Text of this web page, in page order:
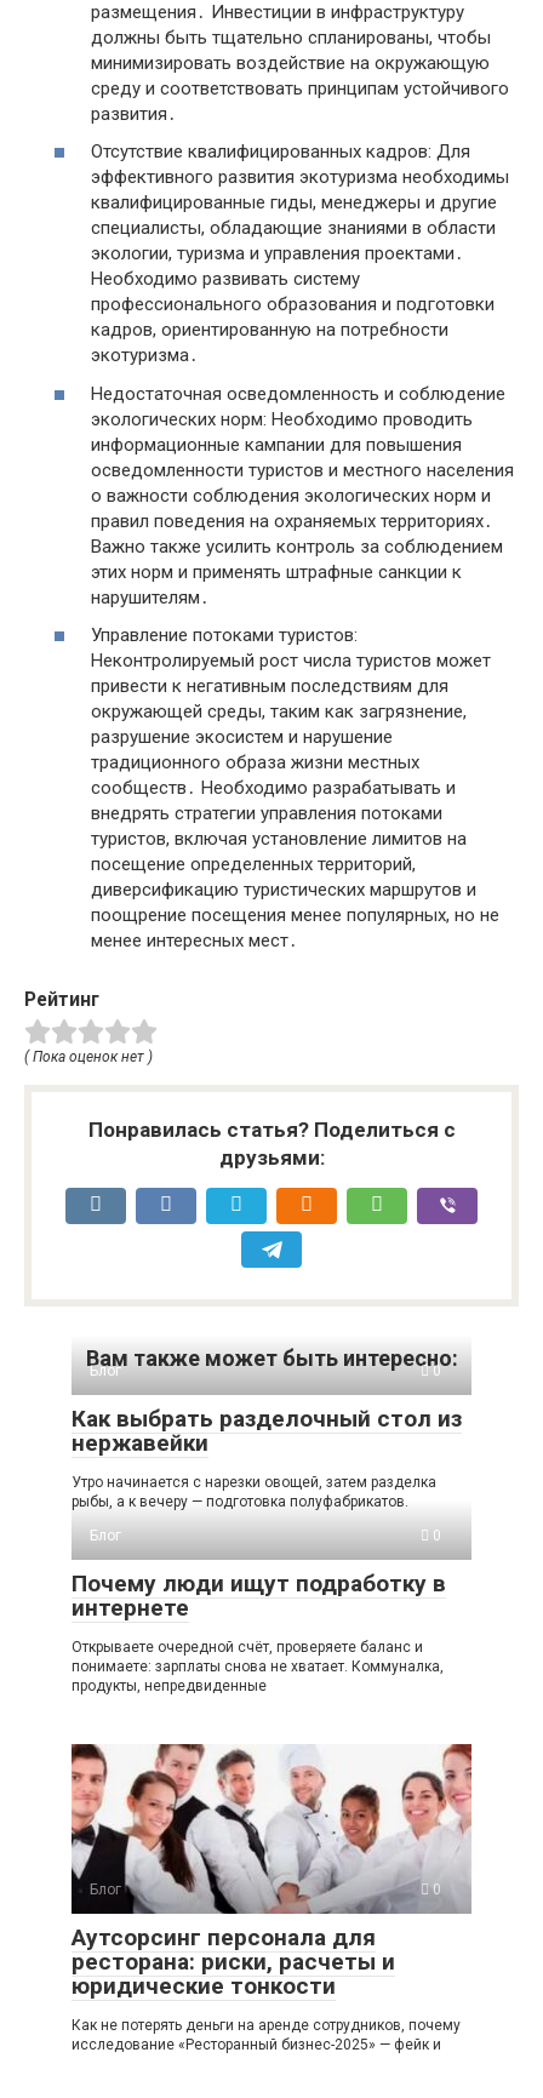
размещения․ Инвестиции в инфраструктуру
должны быть тщательно спланированы, чтобы
минимизировать воздействие на окружающую
среду и соответствовать принципам устойчивого
развития․
Отсутствие квалифицированных кадров: Для
эффективного развития экотуризма необходимы
квалифицированные гиды, менеджеры и другие
специалисты, обладающие знаниями в области
экологии, туризма и управления проектами․
Необходимо развивать систему
профессионального образования и подготовки
кадров, ориентированную на потребности
экотуризма․
Недостаточная осведомленность и соблюдение
экологических норм: Необходимо проводить
информационные кампании для повышения
осведомленности туристов и местного населения
о важности соблюдения экологических норм и
правил поведения на охраняемых территориях․
Важно также усилить контроль за соблюдением
этих норм и применять штрафные санкции к
нарушителям․
Управление потоками туристов:
Неконтролируемый рост числа туристов может
привести к негативным последствиям для
окружающей среды, таким как загрязнение,
разрушение экосистем и нарушение
традиционного образа жизни местных
сообществ․ Необходимо разрабатывать и
внедрять стратегии управления потоками
туристов, включая установление лимитов на
посещение определенных территорий,
диверсификацию туристических маршрутов и
поощрение посещения менее популярных, но не
менее интересных мест․
Рейтинг
( Пока оценок нет )
Понравилась статья? Поделиться с
друзьями:
Вам также может быть интересно:
Блог 0
Как выбрать разделочный стол из
нержавейки
Утро начинается с нарезки овощей, затем разделка
рыбы, а к вечеру — подготовка полуфабрикатов.
Блог
0
Почему люди ищут подработку в
интернете
Открываете очередной счёт, проверяете баланс и
понимаете: зарплаты снова не хватает. Коммуналка,
продукты, непредвиденные
Блог 0
Аутсорсинг персонала для
ресторана: риски, расчеты и
юридические тонкости
Как не потерять деньги на аренде сотрудников, почему
исследование «Ресторанный бизнес-2025» — фейк и